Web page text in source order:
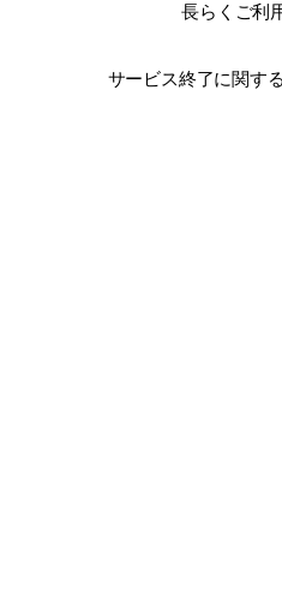
長らくご利
サービス終了に関す